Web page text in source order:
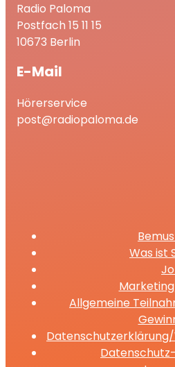
Radio Paloma
Postfach 15 11 15
10673 Berlin
E-Mail
Hörerservice
post@radiopaloma.de
Was ist
Allgemeine